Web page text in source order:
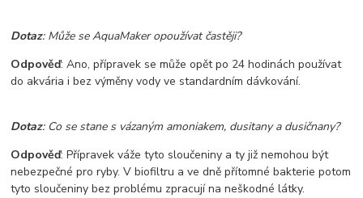
Dotaz: Může se AquaMaker opoužívat častěji?
Odpověď: Ano, přípravek se může opět po 24 hodinách používat
do akvária i bez výměny vody ve standardním dávkování.
Dotaz: Co se stane s vázaným amoniakem, dusitany a dusičnany?
Odpověď: Přípravek váže tyto sloučeniny a ty již nemohou být
nebezpečné pro ryby. V biofiltru a ve dně přítomné bakterie potom
tyto sloučeniny bez problému zpracují na neškodné látky.